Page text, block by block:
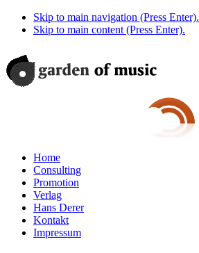
Skip to main navigation (Press Enter).
Skip to main content (Press Enter).
Home
Consulting
Promotion
Verlag
Hans Derer
Kontakt
Impressum